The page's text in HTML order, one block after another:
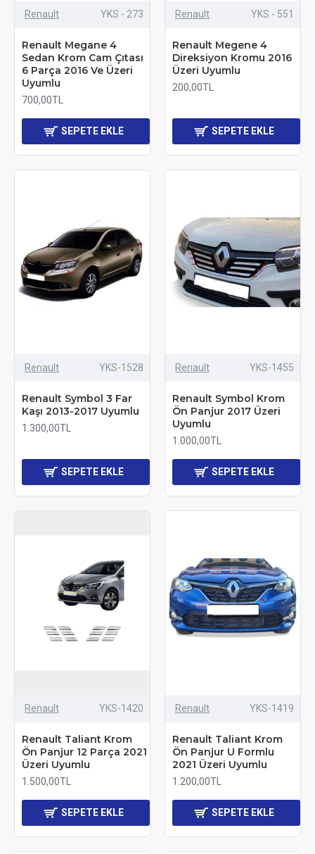
Renault YKS - 273
Renault Megane 4
Sedan Krom Cam Çıtası
6 Parça 2016 Ve Üzeri
Uyumlu
700,00TL
SEPETE EKLE
Renault YKS - 551
Renault Megene 4
Direksiyon Kromu 2016
Üzeri Uyumlu
200,00TL
SEPETE EKLE
Renault YKS-1528
Renault Symbol 3 Far
Kaşı 2013-2017 Uyumlu
1.300,00TL
SEPETE EKLE
Renault YKS-1455
Renault Symbol Krom
Ön Panjur 2017 Üzeri
Uyumlu
1.000,00TL
SEPETE EKLE
Renault YKS-1420
Renault Taliant Krom
Ön Panjur 12 Parça 2021
Üzeri Uyumlu
1.500,00TL
SEPETE EKLE
Renault YKS-1419
Renault Taliant Krom
Ön Panjur U Formlu
2021 Üzeri Uyumlu
1.200,00TL
SEPETE EKLE